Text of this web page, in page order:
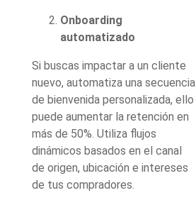
Onboarding
automatizado
Si buscas impactar a un cliente
nuevo, automatiza una secuencia
de bienvenida personalizada, ello
puede aumentar la retención en
más de 50%. Utiliza flujos
dinámicos basados en el canal
de origen, ubicación e intereses
de tus compradores.